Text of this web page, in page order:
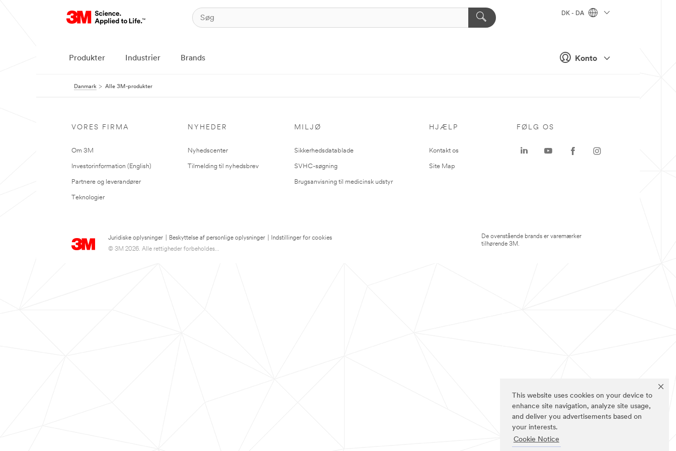
This website uses cookies on your device to
enhance site navigation, analyze site usage,
and deliver you advertisements based on
your interests.
Cookie Notice
Konto
DK - DA
Produkter Industrier Brands
Danmark Alle 3M-produkter
VORES FIRMA
Om 3M
Investorinformation (English)
Partnere og leverandører
Teknologier
NYHEDER
Nyhedscenter
Tilmelding til nyhedsbrev
MILJØ
Sikkerhedsdatablade
SVHC-søgning
Brugsanvisning til medicinsk udstyr
HJÆLP
Kontakt os
Site Map
Juridiske oplysninger Beskyttelse af personlige oplysninger
Indstillinger for cookies
© 3M 2026. Alle rettigheder forbeholdes...
FØLG OS
De ovenstående brands er varemærker
tilhørende 3M.